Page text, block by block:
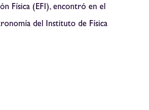
Física (EFI), encontró en el
del Instituto de Física